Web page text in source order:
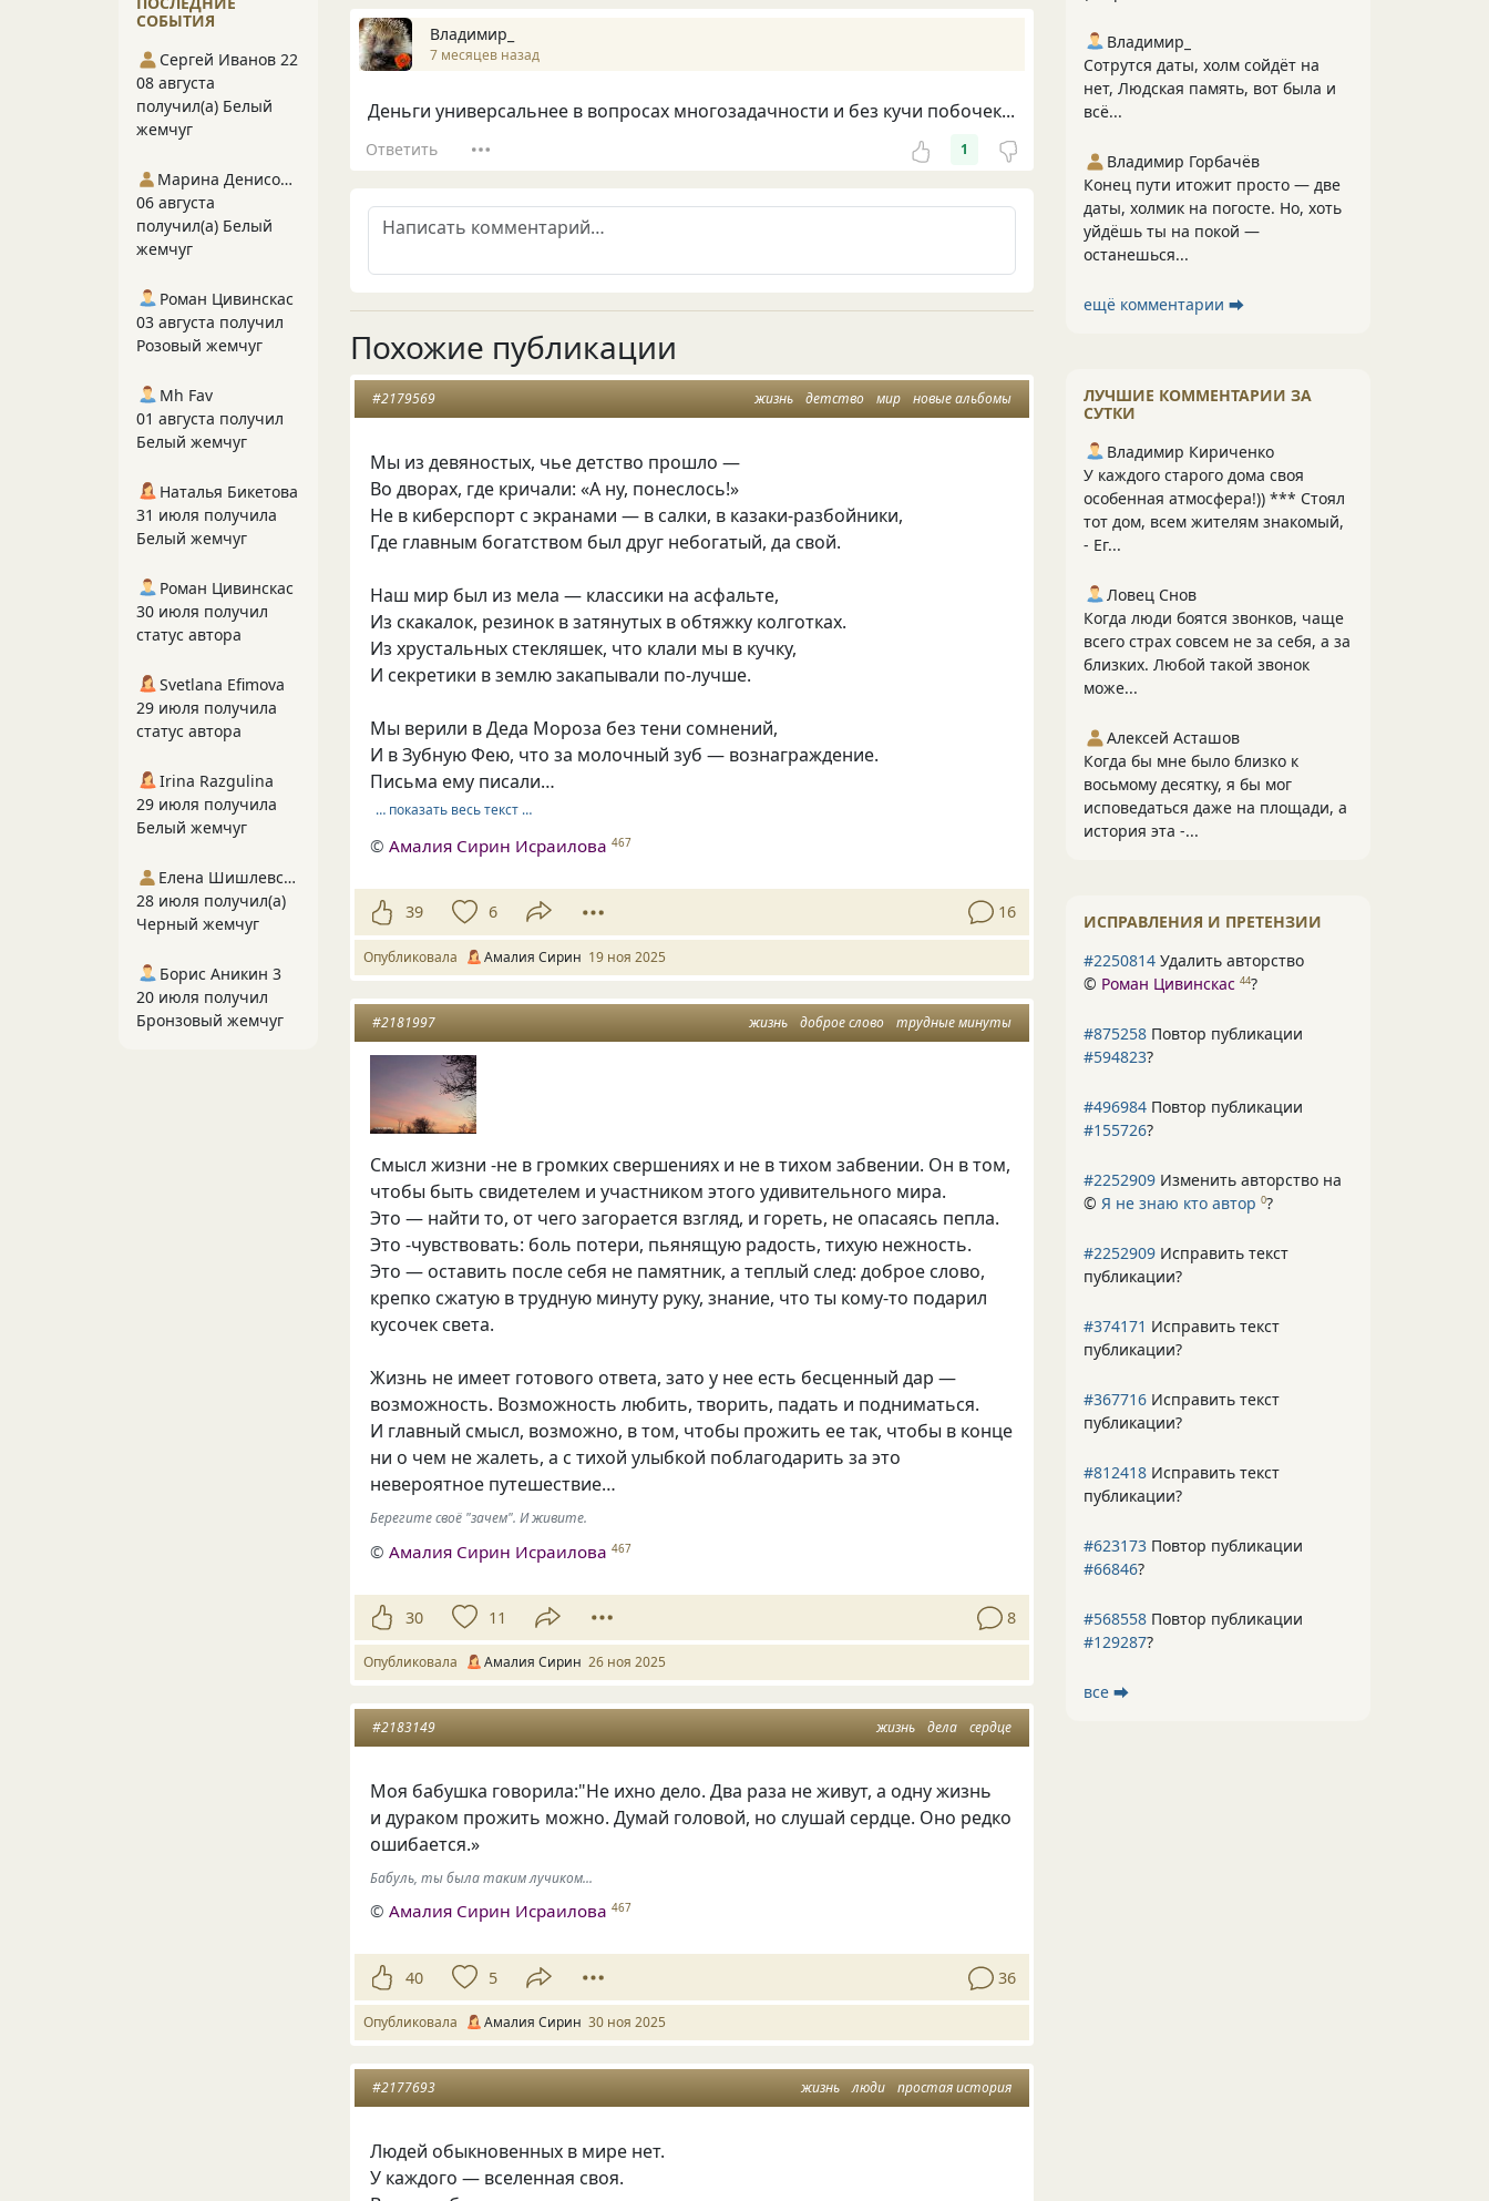
Владимир_
7 месяцев назад
Деньги универсальнее в вопросах многозадачности и без кучи побочек...
Ответить 1
Похожие публикации
жизнь детство мир новые альбомы
#2179569
Мы из девяностых, чье детство прошло —
Во дворах, где кричали: «А ну, понеслось!»
Не в киберспорт с экранами — в салки, в казаки-разбойники,
Где главным богатством был друг небогатый, да свой.
Наш мир был из мела — классики на асфальте,
Из скакалок, резинок в затянутых в обтяжку колготках.
Из хрустальных стекляшек, что клали мы в кучку,
И секретики в землю закапывали по-лучше.
Мы верили в Деда Мороза без тени сомнений,
И в Зубную Фею, что за молочный зуб — вознаграждение.
Письма ему писали…
… показать весь текст …
©Амалия Сирин Исраилова 467
39 6 16
Опубликовала Амалия Сирин 19 ноя 2025
жизнь доброе слово трудные минуты
#2181997
Смысл жизни -не в громких свершениях и не в тихом забвении. Он в том,
чтобы быть свидетелем и участником этого удивительного мира.
Это — найти то, от чего загорается взгляд, и гореть, не опасаясь пепла.
Это -чувствовать: боль потери, пьянящую радость, тихую нежность.
Это — оставить после себя не памятник, а теплый след: доброе слово,
крепко сжатую в трудную минуту руку, знание, что ты кому-то подарил
кусочек света.
Жизнь не имеет готового ответа, зато у нее есть бесценный дар —
возможность. Возможность любить, творить, падать и подниматься.
И главный смысл, возможно, в том, чтобы прожить ее так, чтобы в конце
ни о чем не жалеть, а с тихой улыбкой поблагодарить за это
невероятное путешествие…
Берегите своё "зачем". И живите.
©Амалия Сирин Исраилова 467
30 11 8
Опубликовала Амалия Сирин 26 ноя 2025
жизнь дела сердце
#2183149
Моя бабушка говорила:"Не ихно дело. Два раза не живут, а одну жизнь
и дураком прожить можно. Думай головой, но слушай сердце. Оно редко
ошибается.»
Бабуль, ты была таким лучиком...
©Амалия Сирин Исраилова 467
40 5 36
Опубликовала Амалия Сирин 30 ноя 2025
жизнь люди простая история
#2177693
Людей обыкновенных в мире нет.
У каждого — вселенная своя.
Владимир_
Сотрутся даты, холм сойдёт на
нет, Людская память, вот была и
всё...
Владимир Горбачёв
Конец пути итожит просто — две
даты, холмик на погосте. Но, хоть
уйдёшь ты на покой —
останешься...
ещё комментарии ⮕
ЛУЧШИЕ КОММЕНТАРИИ ЗА
СУТКИ
Владимир Кириченко
У каждого старого дома своя
особенная атмосфера!)) *** Стоял
тот дом, всем жителям знакомый,
- Ег...
Ловец Снов
Когда люди боятся звонков, чаще
всего страх совсем не за себя, а за
близких. Любой такой звонок
може...
Алексей Асташов
Когда бы мне было близко к
восьмому десятку, я бы мог
исповедаться даже на площади, а
история эта -...
ИСПРАВЛЕНИЯ И ПРЕТЕНЗИИ
#2250814 Удалить авторство
© Роман Цивинскас 44?
#875258 Повтор публикации
#594823?
#496984 Повтор публикации
#155726?
#2252909 Изменить авторство на
© Я не знаю кто автор 0?
#2252909 Исправить текст
публикации?
#374171 Исправить текст
публикации?
#367716 Исправить текст
публикации?
#812418 Исправить текст
публикации?
#623173 Повтор публикации
#66846?
#568558 Повтор публикации
#129287?
все ⮕
СОБЫТИЯ
Сергей Иванов 22
08 августа
получил(а) Белый
жемчуг
Марина Денисова 5
06 августа
получил(а) Белый
жемчуг
Роман Цивинскас
03 августа получил
Розовый жемчуг
Mh Fav
01 августа получил
Белый жемчуг
Наталья Бикетова
31 июля получила
Белый жемчуг
Роман Цивинскас
30 июля получил
статус автора
Svetlana Efimova
29 июля получила
статус автора
Irina Razgulina
29 июля получила
Белый жемчуг
Елена Шишлевская
28 июля получил(а)
Черный жемчуг
Борис Аникин 3
20 июля получил
Бронзовый жемчуг